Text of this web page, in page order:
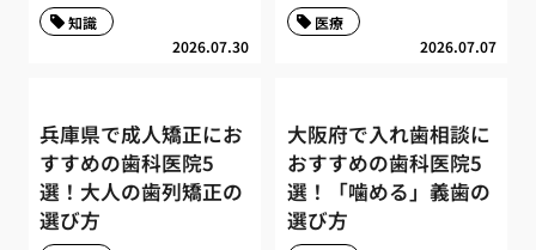
2026.07.30
知識
2026.07.07
医療
兵庫県で成人矯正にお
すすめの歯科医院5
選！大人の歯列矯正の
選び方
大阪府で入れ歯相談に
おすすめの歯科医院5
選！「噛める」義歯の
選び方